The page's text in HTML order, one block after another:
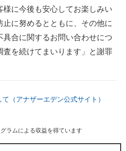
に今後も安心してお楽しみい
に努めるとともに、その他に
具合に関するお問い合わせにつ
査を続けてまいります」と謝罪
（アナザーエデン公式サイト）
ラムによる収益を得ています